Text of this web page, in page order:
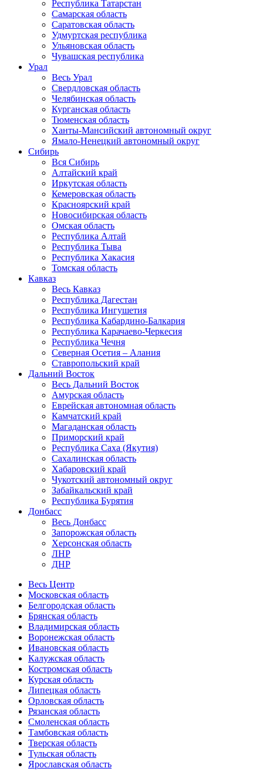
Республика Татарстан
Самарская область
Саратовская область
Удмуртская республика
Ульяновская область
Чувашская республика
Урал
Весь Урал
Свердловская область
Челябинская область
Курганская область
Тюменская область
Ханты-Мансийский автономный округ
Ямало-Ненецкий автономный округ
Сибирь
Вся Сибирь
Алтайский край
Иркутская область
Кемеровская область
Красноярский край
Новосибирская область
Омская область
Республика Алтай
Республика Тыва
Республика Хакасия
Томская область
Кавказ
Весь Кавказ
Республика Дагестан
Республика Ингушетия
Республика Кабардино-Балкария
Республика Карачаево-Черкесия
Республика Чечня
Северная Осетия – Алания
Ставропольский край
Дальний Восток
Весь Дальний Восток
Амурская область
Еврейская автономная область
Камчатский край
Магаданская область
Приморский край
Республика Саха (Якутия)
Сахалинская область
Хабаровский край
Чукотский автономный округ
Забайкальский край
Республика Бурятия
Донбасс
Весь Донбасс
Запорожская область
Херсонская область
ЛНР
ДНР
Весь Центр
Московская область
Белгородская область
Брянская область
Владимирская область
Воронежская область
Ивановская область
Калужская область
Костромская область
Курская область
Липецкая область
Орловская область
Рязанская область
Смоленская область
Тамбовская область
Тверская область
Тульская область
Ярославская область